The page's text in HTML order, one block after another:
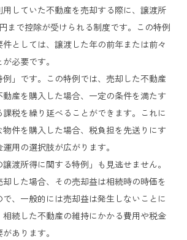
していた不動産を売却する際に、譲渡所
まで控除が受けられる制度です。この特例
としては、譲渡した年の前年または前々
必要です。
」です。この特例では、売却した不動産
産を購入した場合、一定の条件を満たす
課税を繰り延べることができます。これに
物件を購入した場合、税負担を先送りにす
用の選択肢が広がります。
渡所得に関する特例」も見逃せません。
した場合、その売却益は相続時の時価を
、一般的には売却益は発生しないことに
続した不動産の維持にかかる費用や税金
あります。